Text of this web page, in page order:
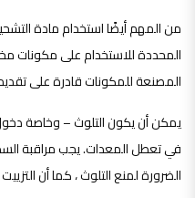
من المهم أيضًا استخدام مادة
المحددة للاستخدام على مكونات
المصنعة للمكونات قادرة على
يمكن أن يكون التلوث – وخاصة
في تعطل المعدات. يجب مراقبة
الضرورة لمنع التلوث ، كما أن